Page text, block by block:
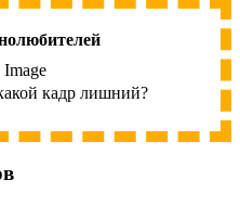
кадр лишний?